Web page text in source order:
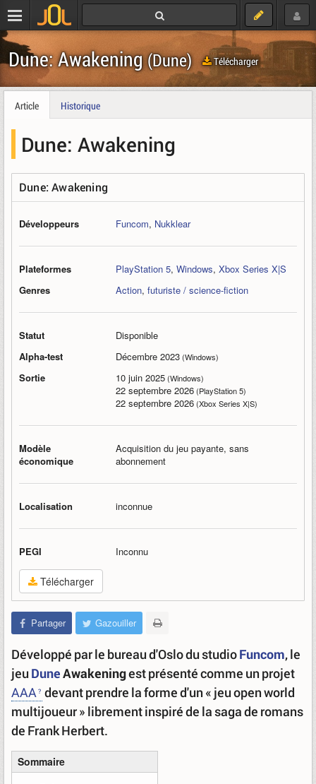
Dune: Awakening(Dune) Télécharger
Article Historique
Dune: Awakening
Dune: Awakening
Développeurs Funcom, Nukklear
Plateformes PlayStation 5, Windows, Xbox Series X|S
Genres
Action, futuriste / science-fiction
Statut
Disponible
Alpha-test
Décembre 2023(Windows)
Sortie 10 juin 2025(Windows)
22 septembre 2026(PlayStation 5)
22 septembre 2026(Xbox Series X|S)
Modèle
économique
Acquisition du jeu payante, sans
abonnement
Localisation inconnue
PEGI Inconnu
Télécharger
Partager Gazouiller
Développé par le bureau d'Oslo du studioFuncom, le
jeu DuneAwakeningest présenté comme un projet
AAA devant prendre la forme d'un « jeu open world
multijoueur » librement inspiré de la saga de romans
de Frank Herbert.
Sommaire